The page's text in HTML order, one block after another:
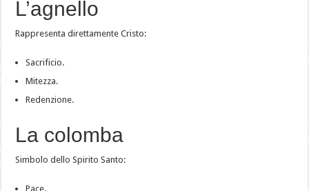
L’agnello
Rappresenta direttamente Cristo:
Sacrificio.
Mitezza.
Redenzione.
La colomba
Simbolo dello Spirito Santo:
Pace.